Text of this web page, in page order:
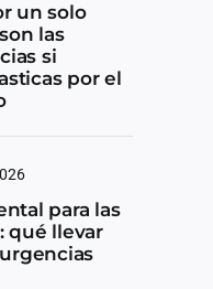
un solo
las
si
por el
para las
qué llevar